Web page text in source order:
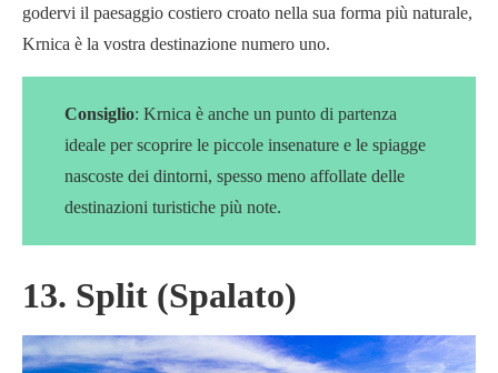
godervi il paesaggio costiero croato nella sua forma più naturale,
Krnica è la vostra destinazione numero uno.
Consiglio: Krnica è anche un punto di partenza
ideale per scoprire le piccole insenature e le spiagge
nascoste dei dintorni, spesso meno affollate delle
destinazioni turistiche più note.
13. Split (Spalato)